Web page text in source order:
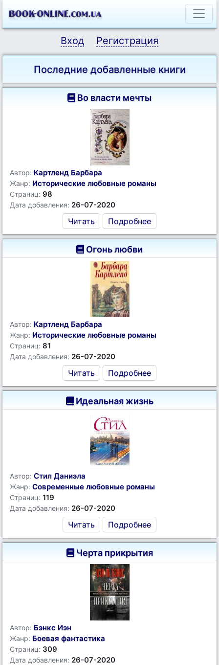
Вход Регистрация
Последние добавленные книги
Во власти мечты
Автор: Картленд Барбара
Жанр: Исторические любовные романы
Страниц: 98
Дата добавления: 26-07-2020
Читать Подробнее
Огонь любви
Автор: Картленд Барбара
Жанр: Исторические любовные романы
Страниц: 81
Дата добавления: 26-07-2020
Читать Подробнее
Идеальная жизнь
Автор: Стил Даниэла
Жанр: Современные любовные романы
Страниц: 119
Дата добавления: 26-07-2020
Читать Подробнее
Черта прикрытия
Автор: Бэнкс Иэн
Жанр: Боевая фантастика
Страниц: 309
Дата добавления: 26-07-2020